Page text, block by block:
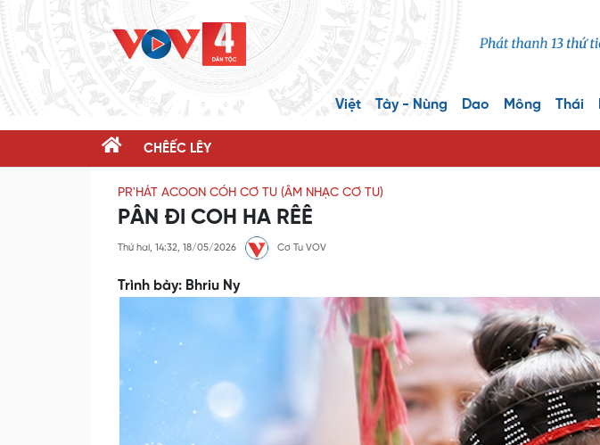
Việt Tày - Nùng Dao Mông Thái
CHÊẾC LÊY
PR'HÁT ACOON CÓH CƠ TU (ÂM NHẠC CƠ TU)
PÂN ĐI COH HA RÊÊ
Thứ hai, 14:32, 18/05/2026 Cơ Tu VOV
Trình bày: Bhriu Ny